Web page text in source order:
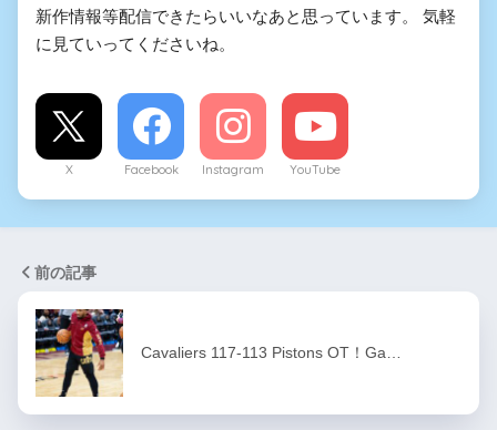
新作情報等配信できたらいいなあと思っています。 気軽
に見ていってくださいね。
X Facebook Instagram YouTube
前の記事
Cavaliers 117-113 Pistons OT！Ga…